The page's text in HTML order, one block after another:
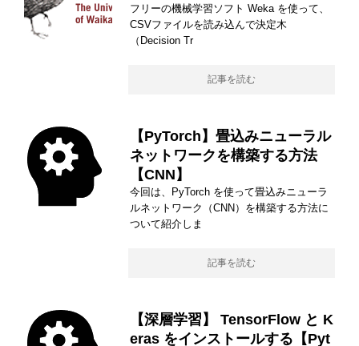
フリーの機械学習ソフト Weka を使って、
CSVファイルを読み込んで決定木
（Decision Tr
記事を読む
【PyTorch】畳込みニューラル
ネットワークを構築する方法
【CNN】
今回は、PyTorch を使って畳込みニューラ
ルネットワーク（CNN）を構築する方法に
ついて紹介しま
記事を読む
【深層学習】 TensorFlow と K
eras をインストールする【Pyt